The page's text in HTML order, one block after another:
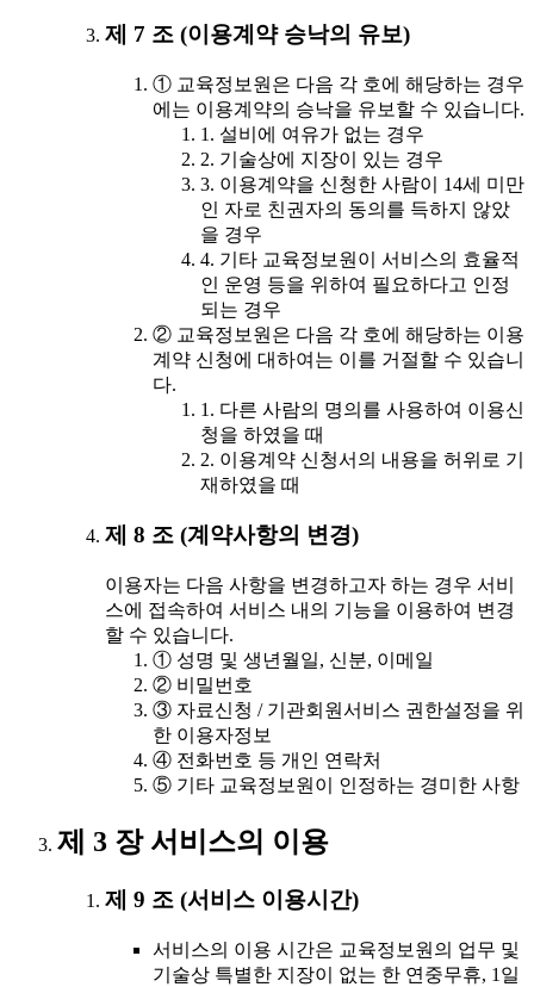
제 7 조 (이용계약 승낙의 유보)
① 교육정보원은 다음 각 호에 해당하는 경우
에는 이용계약의 승낙을 유보할 수 있습니다.
1. 설비에 여유가 없는 경우
2. 기술상에 지장이 있는 경우
3. 이용계약을 신청한 사람이 14세 미만
인 자로 친권자의 동의를 득하지 않았
을 경우
4. 기타 교육정보원이 서비스의 효율적
인 운영 등을 위하여 필요하다고 인정
되는 경우
② 교육정보원은 다음 각 호에 해당하는 이용
계약 신청에 대하여는 이를 거절할 수 있습니
다.
1. 다른 사람의 명의를 사용하여 이용신
청을 하였을 때
2. 이용계약 신청서의 내용을 허위로 기
재하였을 때
제 8 조 (계약사항의 변경)
이용자는 다음 사항을 변경하고자 하는 경우 서비
스에 접속하여 서비스 내의 기능을 이용하여 변경
할 수 있습니다.
① 성명 및 생년월일, 신분, 이메일
② 비밀번호
③ 자료신청 / 기관회원서비스 권한설정을 위
한 이용자정보
④ 전화번호 등 개인 연락처
⑤ 기타 교육정보원이 인정하는 경미한 사항
제 3 장 서비스의 이용
제 9 조 (서비스 이용시간)
서비스의 이용 시간은 교육정보원의 업무 및
기술상 특별한 지장이 없는 한 연중무휴, 1일